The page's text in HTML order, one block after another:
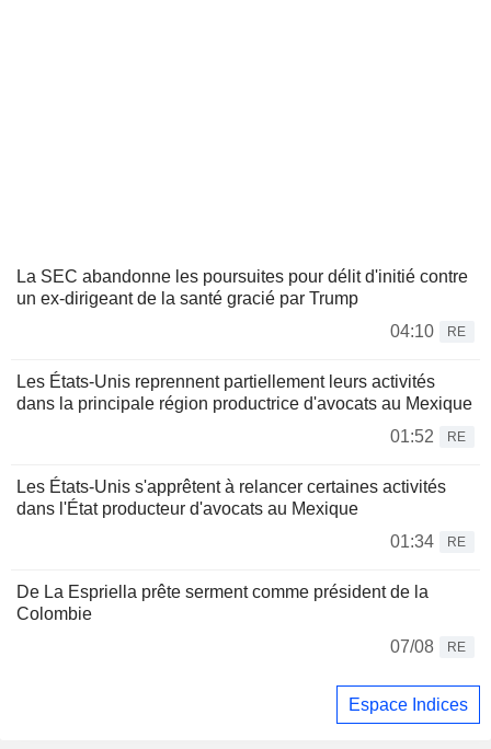
La SEC abandonne les poursuites pour délit d'initié contre
un ex-dirigeant de la santé gracié par Trump
04:10
RE
Les États-Unis reprennent partiellement leurs activités
dans la principale région productrice d'avocats au Mexique
01:52
RE
Les États-Unis s'apprêtent à relancer certaines activités
dans l'État producteur d'avocats au Mexique
01:34
RE
De La Espriella prête serment comme président de la
Colombie
07/08
RE
Espace Indices